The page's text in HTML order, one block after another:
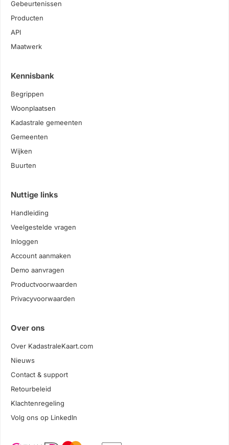
Gebeurtenissen
Producten
API
Maatwerk
Kennisbank
Begrippen
Woonplaatsen
Kadastrale gemeenten
Gemeenten
Wijken
Buurten
Nuttige links
Handleiding
Veelgestelde vragen
Inloggen
Account aanmaken
Demo aanvragen
Productvoorwaarden
Privacyvoorwaarden
Over ons
Over KadastraleKaart.com
Nieuws
Contact & support
Retourbeleid
Klachtenregeling
Volg ons op LinkedIn